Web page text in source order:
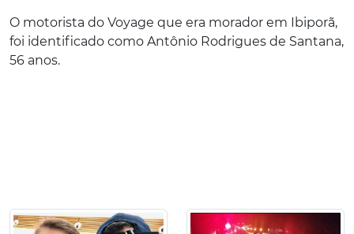
O motorista do Voyage que era morador em Ibiporã,
foi identificado como Antônio Rodrigues de Santana,
56 anos.